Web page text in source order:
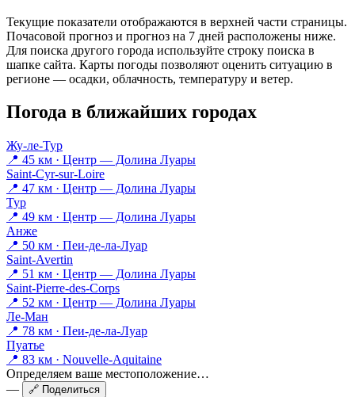
Текущие показатели отображаются в верхней части страницы.
Почасовой прогноз и прогноз на 7 дней расположены ниже.
Для поиска другого города используйте строку поиска в
шапке сайта. Карты погоды позволяют оценить ситуацию в
регионе — осадки, облачность, температуру и ветер.
Погода в ближайших городах
Жу-ле-Тур
📍 45 км · Центр — Долина Луары
Saint-Cyr-sur-Loire
📍 47 км · Центр — Долина Луары
Тур
📍 49 км · Центр — Долина Луары
Анже
📍 50 км · Пеи-де-ла-Луар
Saint-Avertin
📍 51 км · Центр — Долина Луары
Saint-Pierre-des-Corps
📍 52 км · Центр — Долина Луары
Ле-Ман
📍 78 км · Пеи-де-ла-Луар
Пуатье
📍 83 км · Nouvelle-Aquitaine
Определяем ваше местоположение…
—
🔗 Поделиться